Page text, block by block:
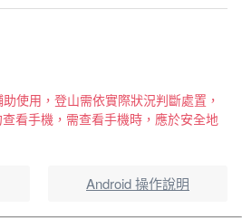
使用，登山需依實際狀況判斷處置，
看手機，需查看手機時，應於安全地
Android 操作說明